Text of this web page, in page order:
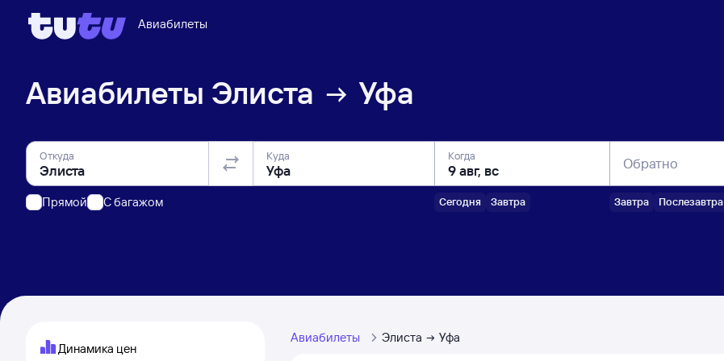
Авиабилеты
Авиабилеты Элиста Уфа
Откуда
Прямой C багажом
Куда Когда
Сегодня Завтра
Обратно
Завтра Послезавтра
Динамика цен
Авиабилеты Элиста Уфа